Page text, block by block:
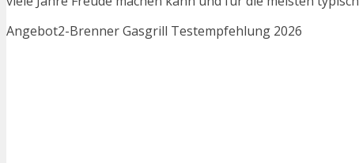
Angebot2-Brenner Gasgrill Testempfehlung 2026